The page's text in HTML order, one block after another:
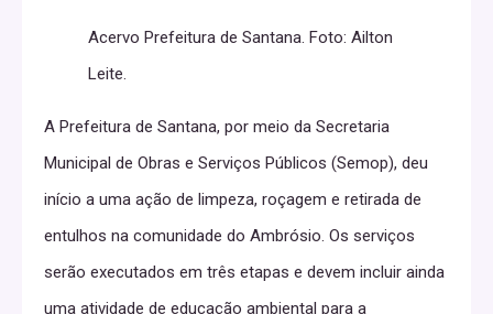
Acervo Prefeitura de Santana. Foto: Ailton
Leite.
A Prefeitura de Santana, por meio da Secretaria
Municipal de Obras e Serviços Públicos (Semop), deu
início a uma ação de limpeza, roçagem e retirada de
entulhos na comunidade do Ambrósio. Os serviços
serão executados em três etapas e devem incluir ainda
uma atividade de educação ambiental para a